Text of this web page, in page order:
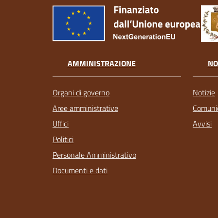
AMMINISTRAZIONE
Organi di governo
Aree amministrative
Uffici
Politici
Personale Amministrativo
Documenti e dati
Notizie
Avvisi